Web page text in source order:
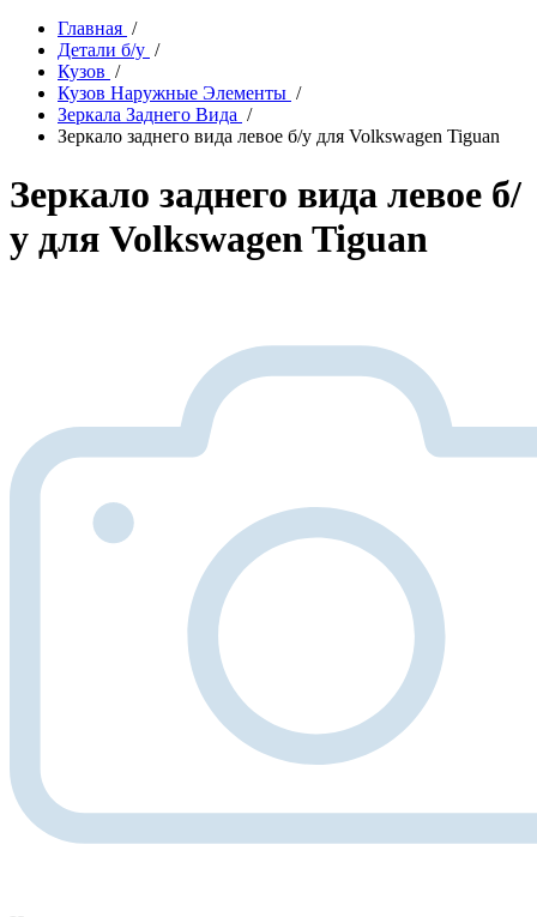
Главная /
Детали б/у /
Кузов /
Кузов Наружные Элементы /
Зеркала Заднего Вида /
Зеркало заднего вида левое б/у для Volkswagen Tiguan
Зеркало заднего вида левое б/
у для Volkswagen Tiguan